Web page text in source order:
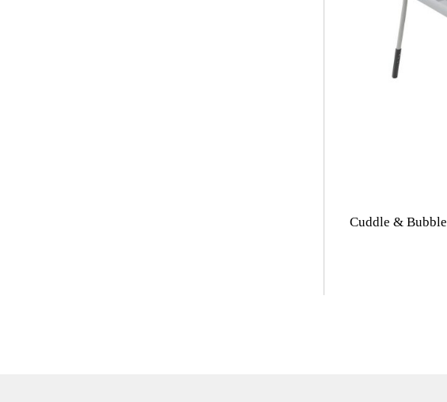
אמבטיה עם משטח החתלה מתקפל - Cuddle & Bubble